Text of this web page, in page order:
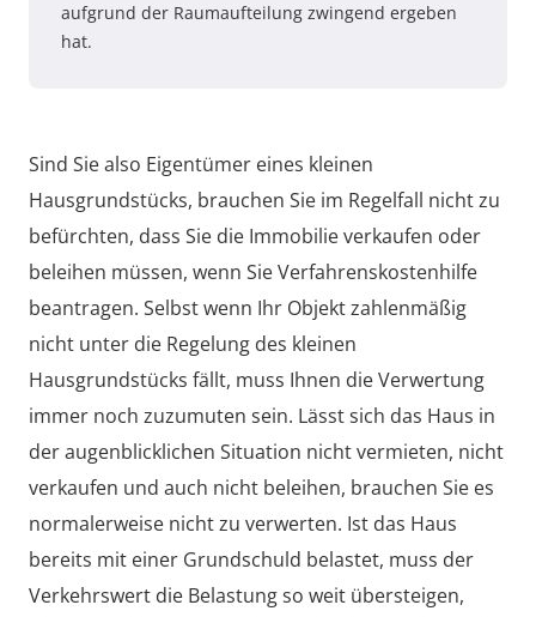
aufgrund der Raumaufteilung zwingend ergeben
hat.
Sind Sie also Eigentümer eines kleinen
Hausgrundstücks, brauchen Sie im Regelfall nicht zu
befürchten, dass Sie die Immobilie verkaufen oder
beleihen müssen, wenn Sie Verfahrenskostenhilfe
beantragen. Selbst wenn Ihr Objekt zahlenmäßig
nicht unter die Regelung des kleinen
Hausgrundstücks fällt, muss Ihnen die Verwertung
immer noch zuzumuten sein. Lässt sich das Haus in
der augenblicklichen Situation nicht vermieten, nicht
verkaufen und auch nicht beleihen, brauchen Sie es
normalerweise nicht zu verwerten. Ist das Haus
bereits mit einer Grundschuld belastet, muss der
Verkehrswert die Belastung so weit übersteigen,